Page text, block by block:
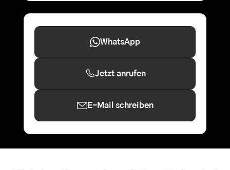
WhatsApp
Jetzt anrufen
E-Mail schreiben